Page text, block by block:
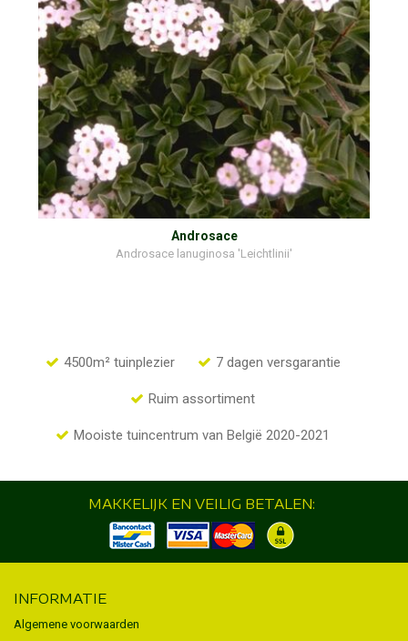
Androsace
Androsace lanuginosa 'Leichtlinii'
4500m² tuinplezier 7 dagen versgarantie
Ruim assortiment
Mooiste tuincentrum van België 2020-2021
MAKKELIJK EN VEILIG BETALEN:
INFORMATIE
Algemene voorwaarden